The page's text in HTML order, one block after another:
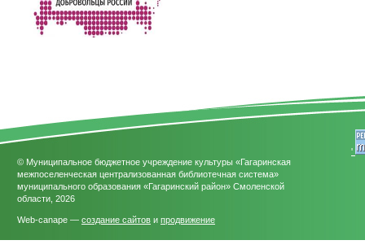
© Муниципальное бюджетное учреждение культуры «Гагаринская
межпоселенческая централизованная библиотечная система»
муниципального образования «Гагаринский район» Смоленской
области, 2026
Web-canape — создание сайтов и продвижение
'